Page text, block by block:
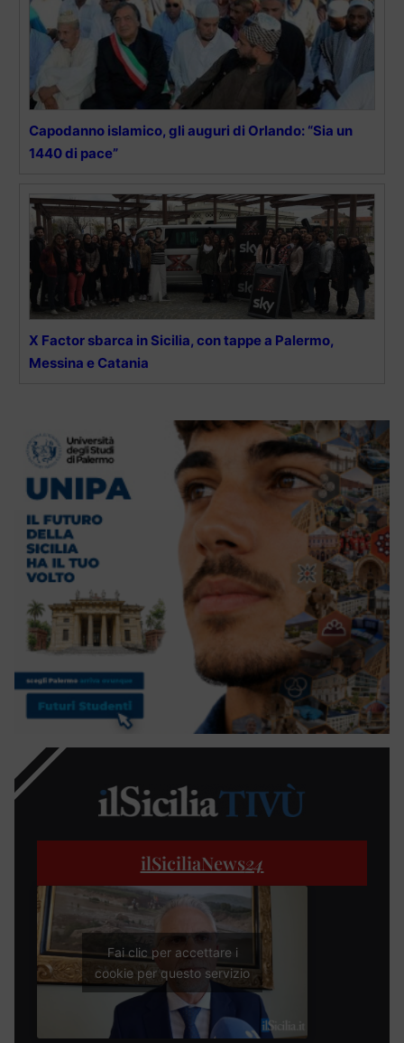
Capodanno islamico, gli auguri di Orlando: “Sia un
1440 di pace”
X Factor sbarca in Sicilia, con tappe a Palermo,
Messina e Catania
ilSiciliaNews24
Fai clic per accettare i
cookie per questo servizio